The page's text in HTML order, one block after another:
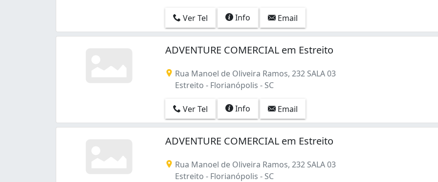
Ver Tel Info Email
ADVENTURE COMERCIAL em Estreito
Rua Manoel de Oliveira Ramos, 232 SALA 03
Estreito - Florianópolis - SC
Ver Tel Info Email
ADVENTURE COMERCIAL em Estreito
Rua Manoel de Oliveira Ramos, 232 SALA 03
Estreito - Florianópolis - SC